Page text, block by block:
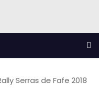
Serras de Fafe 2018